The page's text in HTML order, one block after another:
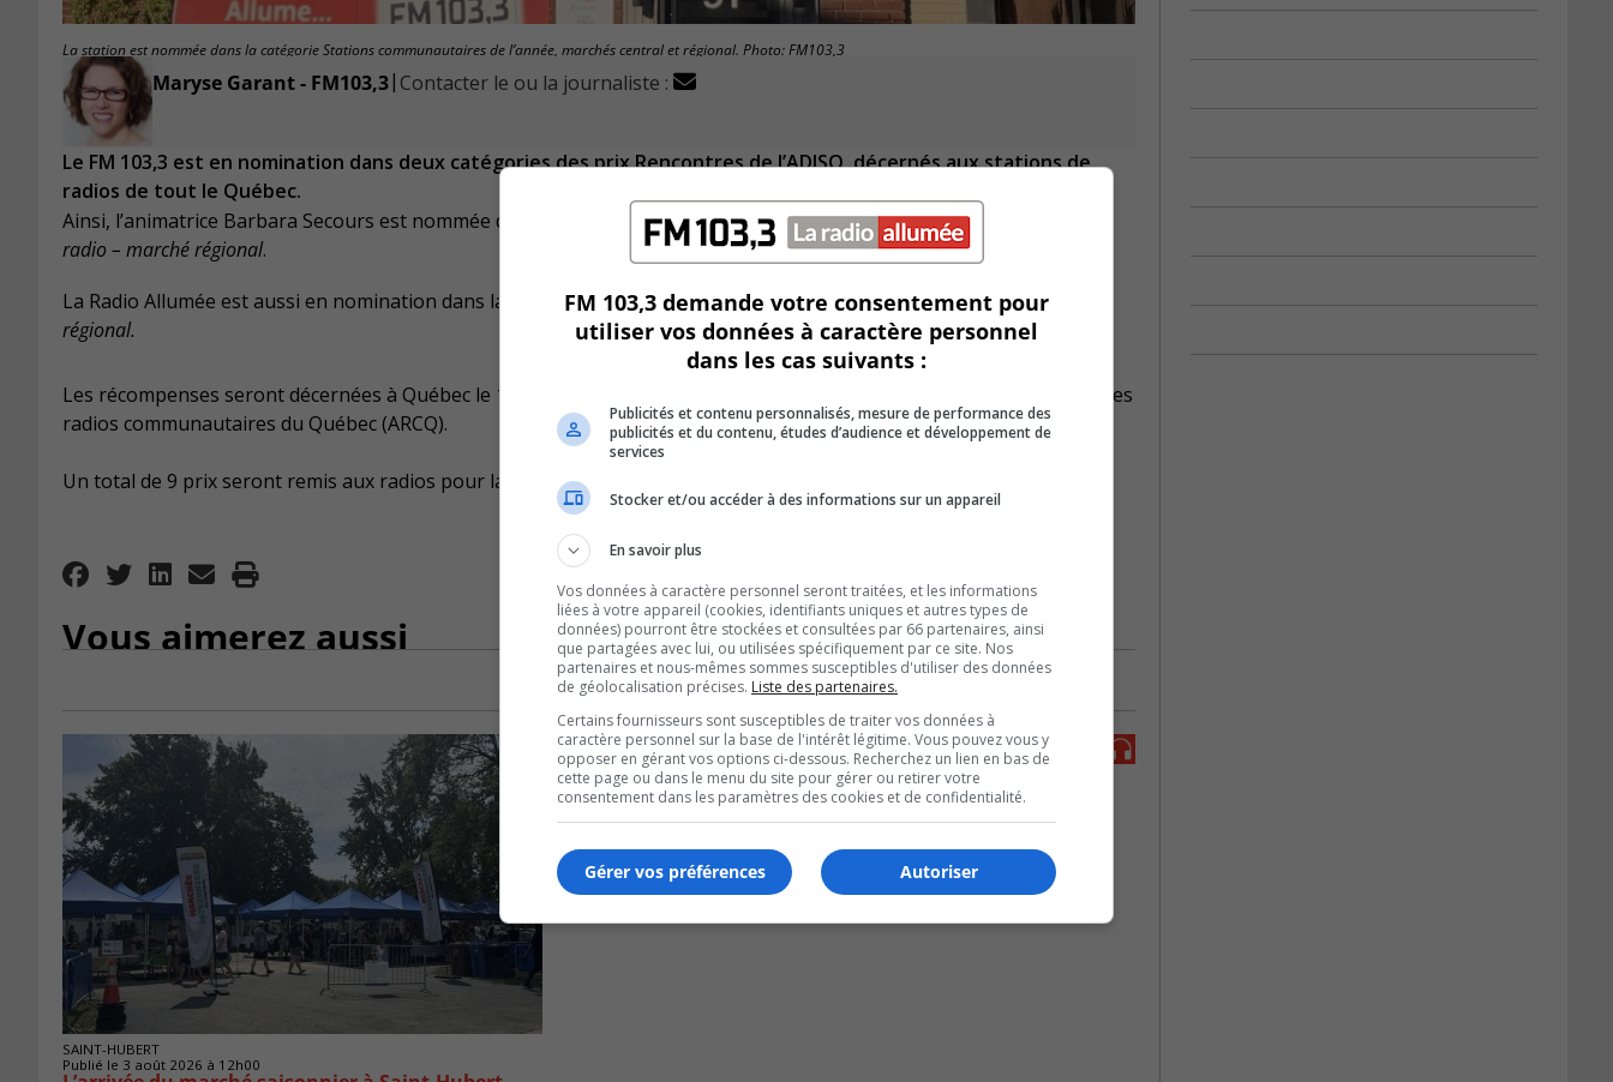
La station est nommée dans la catégorie Stations communautaires de l’année, marchés central et régional. Photo: FM103,3
Maryse Garant - FM103,3| Contacter le ou la journaliste :
Le FM 103,3 est en nomination dans deux catégories des prix Rencontres de l’ADISQ, décernés aux stations de
radios de tout le Québec.
Ainsi, l’animatrice Barbara Secours est nommée dans la catégorieDirecteur ou directrice musicale de l’année, station de
radio – marché régional.
La Radio Allumée est aussi en nomination dans la catégorie Stations communautaires de l’année, marchés central et
régional.
Les récompenses seront décernées à Québec le 12 novembre, lors des Jours de la Radio organisés par l’Association des
radios communautaires du Québec (ARCQ).
Un total de 9 prix seront remis aux radios pour la période du 1
Vous aimerez aussi
SAINT-HUBERT
Publié le 3 août 2026 à 12h00
FM 103,3 demande votre consentement pour
utiliser vos données à caractère personnel
dans les cas suivants :
Publicités et contenu personnalisés, mesure de performance des
publicités et du contenu, études d’audience et développement de
services
Stocker et/ou accéder à des informations sur un appareil
En savoir plus
Vos données à caractère personnel seront traitées, et les informations
liées à votre appareil (cookies, identifiants uniques et autres types de
données) pourront être stockées et consultées par 66 partenaires, ainsi
que partagées avec lui, ou utilisées spécifiquement par ce site. Nos
partenaires et nous-mêmes sommes susceptibles d'utiliser des données
de géolocalisation précises. Liste des partenaires.
Certains fournisseurs sont susceptibles de traiter vos données à
caractère personnel sur la base de l'intérêt légitime. Vous pouvez vous y
opposer en gérant vos options ci-dessous. Recherchez un lien en bas de
cette page ou dans le menu du site pour gérer ou retirer votre
consentement dans les paramètres des cookies et de confidentialité.
Autoriser
Gérer vos préférences